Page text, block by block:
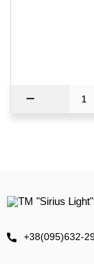
+38(095)632-